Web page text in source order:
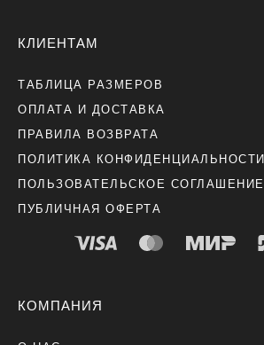
КЛИЕНТАМ
ТАБЛИЦА РАЗМЕРОВ
ОПЛАТА И ДОСТАВКА
ПРАВИЛА ВОЗВРАТА
ПОЛИТИКА КОНФИДЕНЦИАЛЬНОСТИ
ПОЛЬЗОВАТЕЛЬСКОЕ СОГЛАШЕНИЕ
ПУБЛИЧНАЯ ОФЕРТА
КОМПАНИЯ